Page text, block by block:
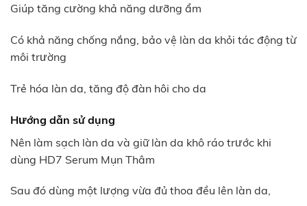
Giúp tăng cường khả năng dưỡng ẩm
Có khả năng chống nắng, bảo vệ làn da khỏi tác động từ
môi trường
Trẻ hóa làn da, tăng độ đàn hôi cho da
Hướng dẫn sử dụng
Nên làm sạch làn da và giữ làn da khô ráo trước khi
dùng HD7 Serum Mụn Thâm
Sau đó dùng một lượng vừa đủ thoa đều lên làn da,